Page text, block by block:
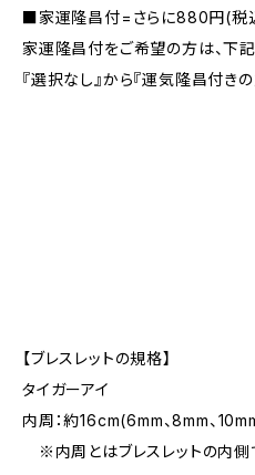
■家運隆昌付=さらに880円(税
家運隆昌付をご希望の方は、下
『選択なし』から『運気隆昌付き
【ブレスレットの規格】
タイガーアイ
内周：約16cm(6mm、8mm、
※内周とはブレスレットの内側